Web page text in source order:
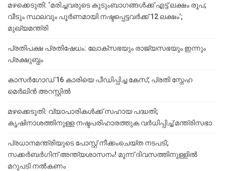
മഴക്കെടുതി: ‘മരിച്ചവരുടെ കുടുംബാഗങ്ങൾക്ക് എട്ട് ലക്ഷം രൂപ;
വീടും സ്ഥലവും പൂർണമായി നഷ്ടപ്പെട്ടവർക്ക് 12 ലക്ഷം’;
മുഖ്യമന്ത്രി
പ്രതിപക്ഷ പ്രതിഷേധം: ലോക്സഭയും രാജ്യസഭയും ഇന്നും
പ്രക്ഷുബ്ധം
കാസർഗോഡ് 16 കാരിയെ പീഡിപ്പിച്ച കേസ്; പ്രതി സ്നേഹ
മെർലിൻ അറസ്റ്റിൽ
മഴക്കെടുതി: വ്യാപാരികൾക്ക് സഹായ പദ്ധതി;
കൃഷിനാശത്തിനുള്ള നഷ്ടപരിഹാരത്തുക വർ‌ധിപ്പിച്ച് മന്ത്രിസഭാ
പ്രധാനമന്ത്രിയുടെ പോസ്റ്റ് നീക്കംചെയ്ത നടപടി;
സക്കർബർഗിന് അന്ത്യശാസനം! മൂന്ന് ദിവസത്തിനുള്ളില്‍
മറുപടി നല്‍കണം